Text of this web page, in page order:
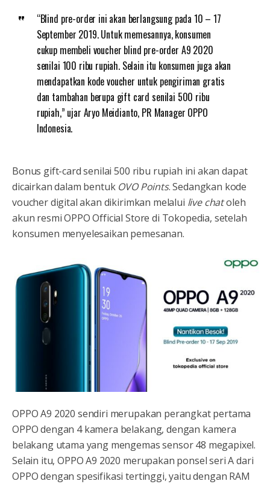
“Blind pre-order ini akan berlangsung pada 10 – 17
September 2019. Untuk memesannya, konsumen
cukup membeli voucher blind pre-order A9 2020
senilai 100 ribu rupiah. Selain itu konsumen juga akan
mendapatkan kode voucher untuk pengiriman gratis
dan tambahan berupa gift card senilai 500 ribu
rupiah,” ujar Aryo Meidianto, PR Manager OPPO
Indonesia.
Bonus gift-card senilai 500 ribu rupiah ini akan dapat
dicairkan dalam bentuk OVO Points. Sedangkan kode
voucher digital akan dikirimkan melalui live chatoleh
akun resmi OPPO Official Store di Tokopedia, setelah
konsumen menyelesaikan pemesanan.
OPPO A9 2020 sendiri merupakan perangkat pertama
OPPO dengan 4 kamera belakang, dengan kamera
belakang utama yang mengemas sensor 48 megapixel.
Selain itu, OPPO A9 2020 merupakan ponsel seri A dari
OPPO dengan spesifikasi tertinggi, yaitu dengan RAM